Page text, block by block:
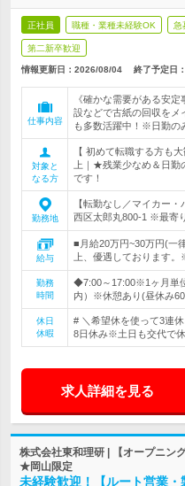
正社員 職種・業種未経験OK 急
第二新卒歓迎
情報更新日：2026/08/04 終了予定日：
仕事内容
《確かな需要がある安
設などで古紙の回収をメ
も多数活躍中！※日勤の
対象と
なる方
【 初めて転職する方も
上｜★残業少なめ＆日勤
です！
勤務地
【転勤なし／マイカー
西区太郎丸800-1 ※最寄
給与
■月給20万円~30万円(一
上、優遇しております
勤務
時間
◆7:00～17:00※1ヶ月単
内）※休憩あり(昼休み
休日
休暇
# ＼希望休を使って3連
8日休み※土日も交代で
求人詳細を見る
株式会社東和理研 | 【オープニン
★岡山限定
未経験歓迎！【ルート営業